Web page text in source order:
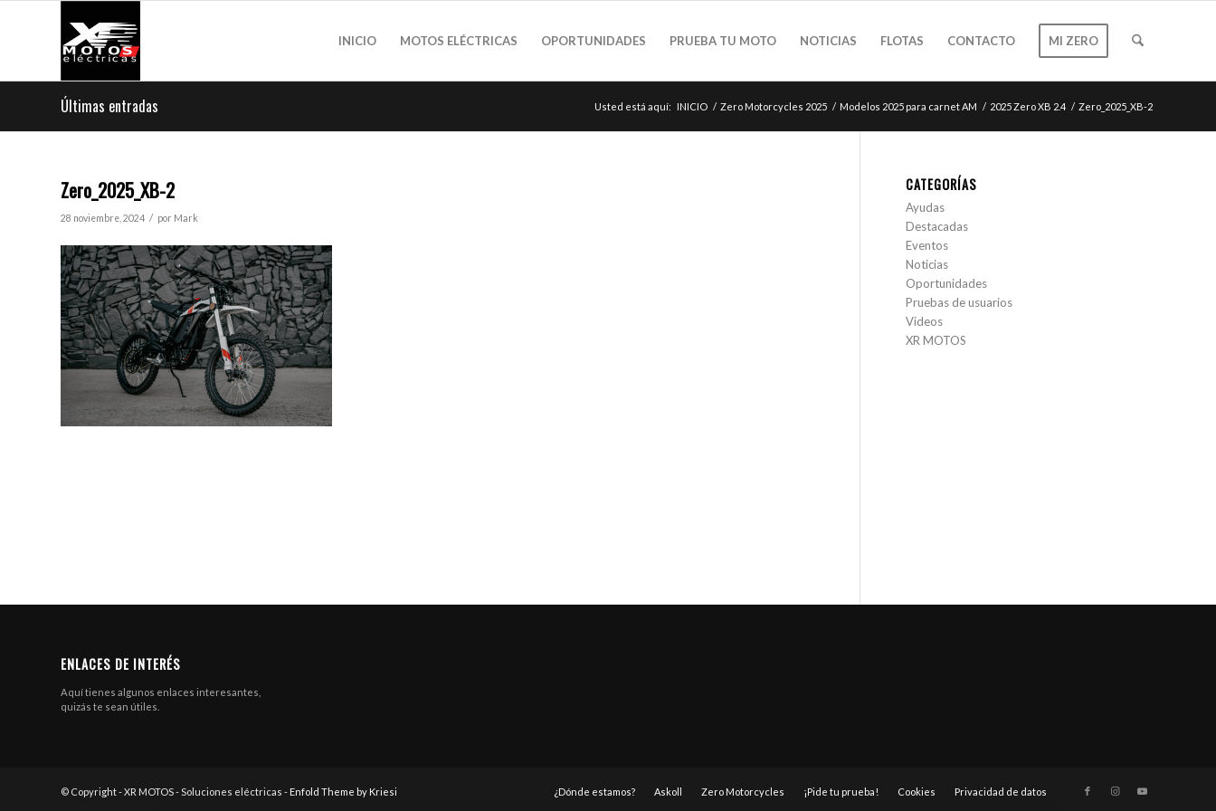
INICIO MOTOS ELÉCTRICAS OPORTUNIDADES PRUEBA TU MOTO NOTICIAS FLOTAS CONTACTO MI ZERO
Últimas entradas Usted está aquí: INICIO / Zero Motorcycles 2025 / Modelos 2025 para carnet AM / 2025 Zero XB 2.4 / Zero_2025_XB-2
Zero_2025_XB-2
28 noviembre, 2024 / por Mark
CATEGORÍAS
Ayudas
Destacadas
Eventos
Noticias
Oportunidades
Pruebas de usuarios
Videos
XR MOTOS
ENLACES DE INTERÉS
Aquí tienes algunos enlaces interesantes,
quizás te sean útiles.
© Copyright - XR MOTOS - Soluciones eléctricas - Enfold Theme by Kriesi ¿Dónde estamos? Askoll Zero Motorcycles ¡Pide tu prueba! Cookies Privacidad de datos